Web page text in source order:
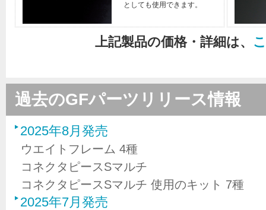
としても使用できます。
上記製品の価格・詳細は、
過去のGFパーツリリース情報
2025年8月発売
ウエイトフレーム 4種
コネクタピースSマルチ
コネクタピースSマルチ 使用のキット 7種
2025年7月発売